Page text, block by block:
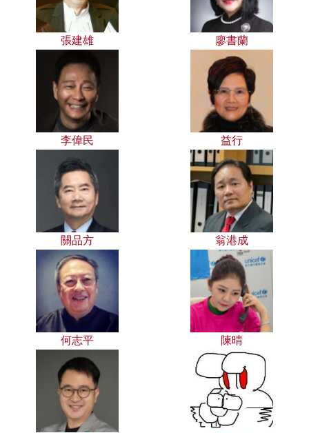
張建雄 廖書蘭
李偉民 益行
關品方 翁港成
何志平 陳晴